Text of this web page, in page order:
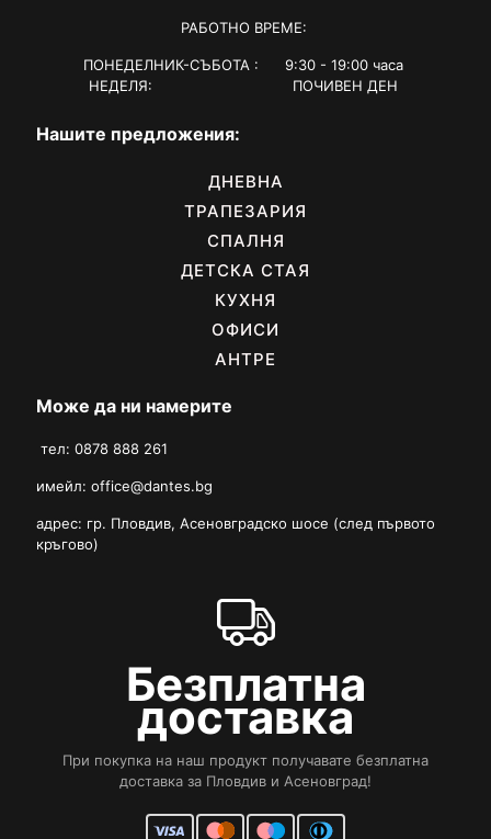
РАБОТНО ВРЕМЕ:
ПОНЕДЕЛНИК-СЪБОТА : 9:30 - 19:00 часа
НЕДЕЛЯ: ПОЧИВЕН ДЕН
Нашите предложения:
ДНЕВНА
ТРАПЕЗАРИЯ
СПАЛНЯ
ДЕТСКА СТАЯ
КУХНЯ
ОФИСИ
АНТРЕ
Може да ни намерите
тел: 0878 888 261
имейл: office@dantes.bg
адрес: гр. Пловдив, Асеновградско шосе (след първото
кръгово)
Безплатна
доставка
При покупка на наш продукт получавате безплатна
доставка за Пловдив и Асеновград!